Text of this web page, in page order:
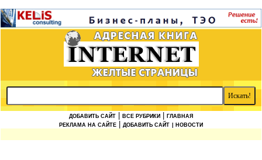
ДОБАВИТЬ САЙТ ВСЕ РУБРИКИ
ГЛАВНАЯ
РЕКЛАМА НА САЙТЕ
ДОБАВИТЬ САЙТ | НОВОСТИ